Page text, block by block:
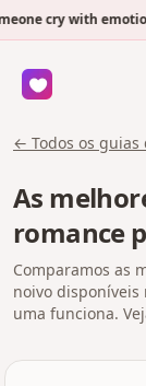
cry with
← Todos os guias
As
romance
Comparamos as
noivo disponíveis
uma funciona.